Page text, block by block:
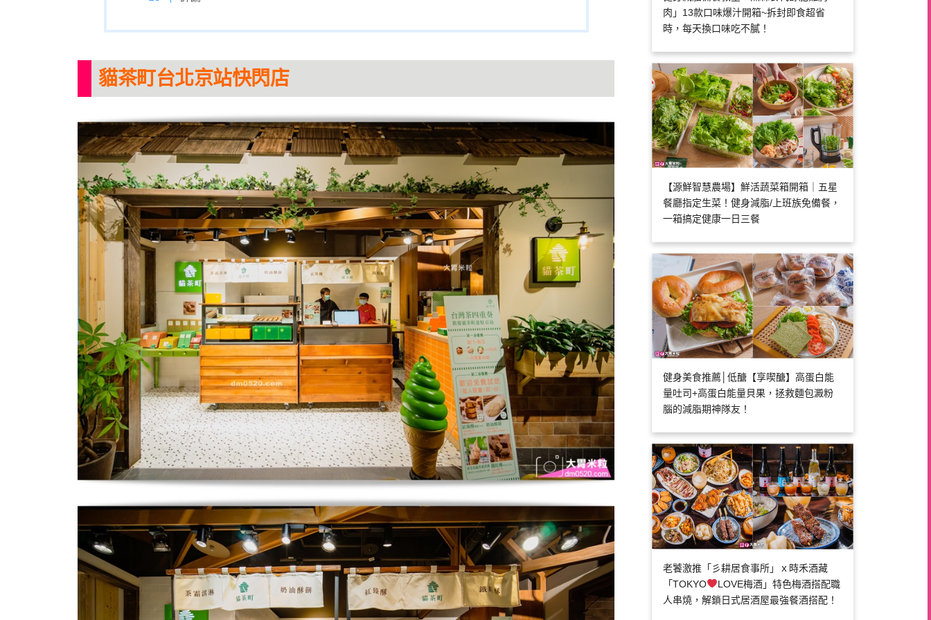
貓茶町台北京站快閃店
肉」13款口味爆汁開箱~拆封即食超省
時，每天換口味吃不膩！
【源鮮智慧農場】鮮活蔬菜箱開箱｜五星
餐廳指定生菜！健身減脂/上班族免備餐，
一箱搞定健康一日三餐
健身美食推薦│低醣【享喫醣】高蛋白能
量吐司+高蛋白能量貝果，拯救麵包澱粉
腦的減脂期神隊友！
老饕激推「彡耕居食事所」ｘ時禾酒藏
「TOKYO
LOVE梅酒」特色梅酒搭配職
人串燒，解鎖日式居酒屋最強餐酒搭配！